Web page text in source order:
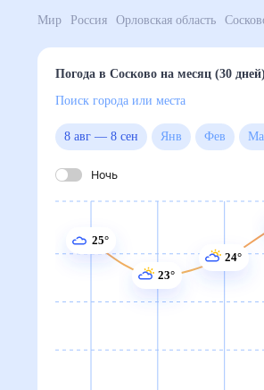
Мир Россия Орловская область
Погода в Сосково на месяц (30
Поиск города или места
8 авг— 8 сен Янв Фев
Ночь
25°
23°
24°